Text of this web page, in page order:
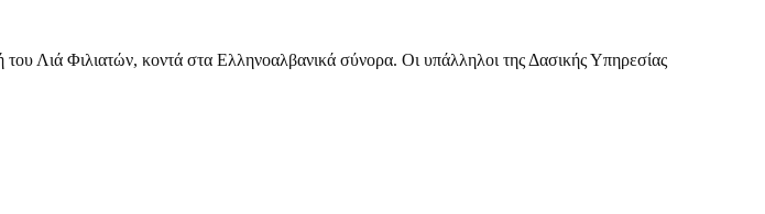
Λιά Φιλιατών, κοντά στα Ελληνοαλβανικά σύνορα. Οι υπάλληλοι της Δασικής Υπηρεσίας